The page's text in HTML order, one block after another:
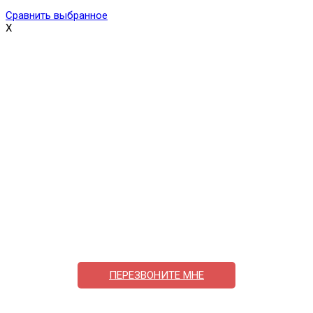
Сравнить выбранное
X
ПЕРЕЗВОНИТЕ МНЕ